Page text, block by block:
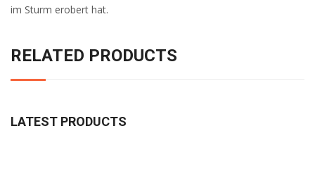
im Sturm erobert hat.
RELATED PRODUCTS
LATEST PRODUCTS